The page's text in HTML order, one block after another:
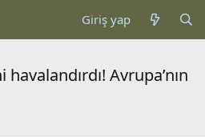
Giriş yap
Avrupa’nın